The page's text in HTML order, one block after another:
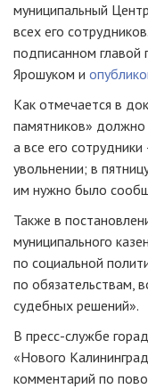
муниципальный
всех его
подписанном главой
Ярошуком и
Как отмечается в
памятников»
а все его
увольнении; в
им нужно было
Также в
муниципального
по социальной
по обязательствам,
судебных решений».
В пресс-службе
«Нового
комментарий по